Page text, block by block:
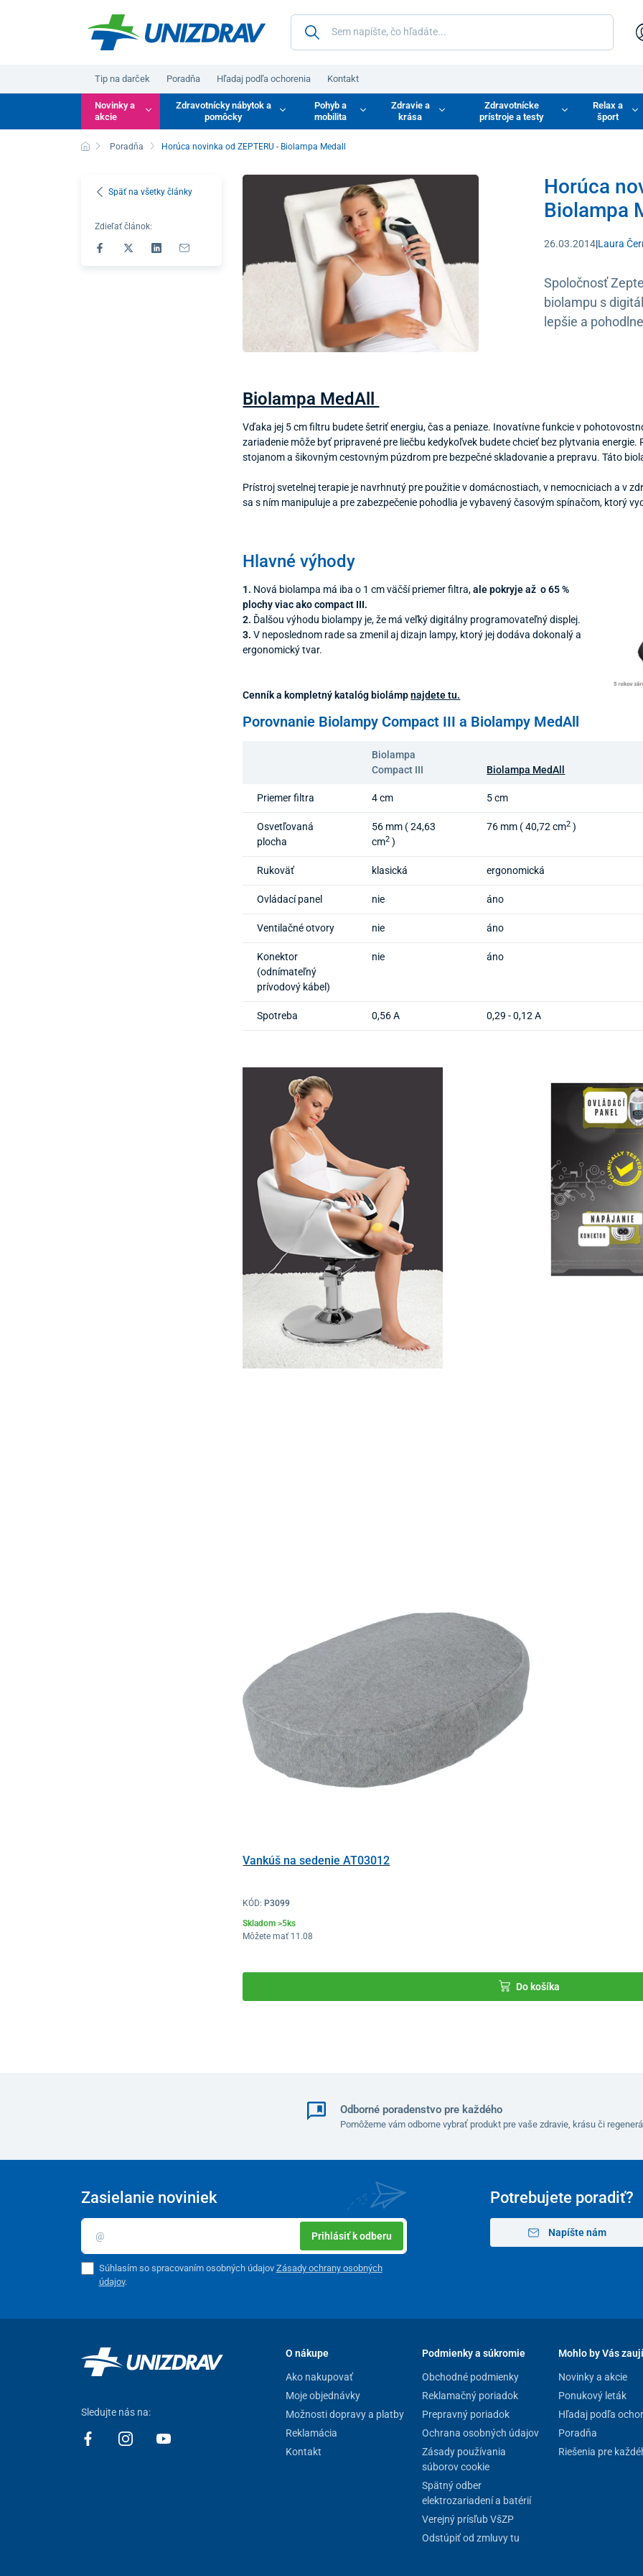
Tip na darček Poradňa Hľadaj podľa ochorenia Kontakt
Novinky a
akcie
Zdravotnícky nábytok a
pomôcky
Pohyb a
mobilita
Zdravie a
krása
Zdravotnícke
prístroje a testy
Relax a
šport
Poradňa Horúca novinka od ZEPTERU - Biolampa Medall
Späť na všetky články
Zdieľať článok:
Horúca
Biolampa
26.03.2014|Laura
Spoločnosť
biolampu s
lepšie a
Biolampa MedAll
Vďaka jej 5 cm filtru budete šetriť energiu, čas a peniaze. Inovatívne funkcie v
zariadenie môže byť pripravené pre liečbu kedykoľvek budete chcieť bez plytvania
stojanom a šikovným cestovným púzdrom pre bezpečné skladovanie a prepravu. Táto
Prístroj svetelnej terapie je navrhnutý pre použitie v domácnostiach, v nemocniciach a v
sa s ním manipuluje a pre zabezpečenie pohodlia je vybavený časovým spínačom, ktorý
Hlavné výhody
1. Nová biolampa má iba o 1 cm väčší priemer filtra,ale pokryje až o 65 %
plochy viac ako compact III.
2. Ďalšou výhodu biolampy je, že má veľký digitálny programovateľný displej.
3.V neposlednom rade sa zmenil aj dizajn lampy, ktorý jej dodáva dokonalý a
ergonomický tvar.
Cenník a kompletný katalóg biolámpnajdete tu.
Porovnanie Biolampy Compact III a Biolampy MedAll
Biolampa
Compact III
Biolampa MedAll
Priemer filtra 4 cm 5 cm
Osvetľovaná
plocha
56 mm ( 24,63
cm2)
76 mm ( 40,72 cm2 )
Rukoväť klasická ergonomická
Ovládací panel nie áno
Ventilačné otvory nie áno
Konektor
(odnímateľný
prívodový kábel)
nie áno
Spotreba 0,56 A 0,29 - 0,12 A
Vankúš na sedenie AT03012
KÓD: P3099
Skladom >5ks
Môžete mať 11.08
Do košíka
Odborné poradenstvo pre každého
Pomôžeme vám odborne vybrať produkt pre vaše zdravie, krásu či
Potrebujete poradiť?
Napíšte nám
Zasielanie noviniek
Prihlásiť k odberu
Súhlasím so spracovaním osobných údajov Zásady ochrany osobných
údajov.
Sledujte nás na:
O nákupe
Ako nakupovať
Moje objednávky
Možnosti dopravy a platby
Reklamácia
Kontakt
Podmienky a súkromie
Obchodné podmienky
Reklamačný poriadok
Prepravný poriadok
Ochrana osobných údajov
Zásady používania
súborov cookie
Spätný odber
elektrozariadení a batérií
Verejný prísľub VšZP
Odstúpiť od zmluvy tu
Mohlo by Vás
Novinky a akcie
Ponukový leták
Hľadaj podľa
Poradňa
Riešenia pre